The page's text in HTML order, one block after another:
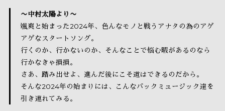
〜中村太陽より〜
颯爽と始まった2024年、色んなモノと戦うアナタの為のアゲ
アゲなスタートソング。
行くのか、行かないのか、そんなことで悩む暇があるのなら
行かなきゃ損損。
さあ、踏み出せよ、進んだ後にこそ道はできるのだから。
そんな2024年の始まりには、こんなバックミュージック達を
引き連れてみる。